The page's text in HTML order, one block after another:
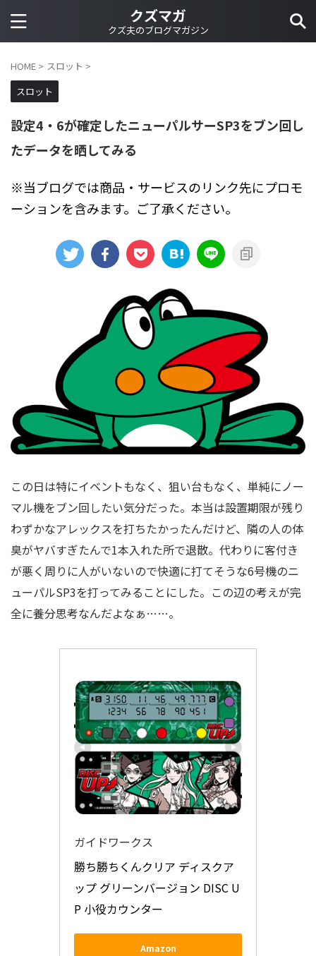
クズマガ
クズ夫のブログマガジン
HOME > スロット >
スロット
設定4・6が確定したニューパルサーSP3をブン回し
たデータを晒してみる
※当ブログでは商品・サービスのリンク先にプロモ
ーションを含みます。ご了承ください。
この日は特にイベントもなく、狙い台もなく、単純にノー
マル機をブン回したい気分だった。本当は設置期限が残り
わずかなアレックスを打ちたかったんだけど、隣の人の体
臭がヤバすぎたんで1本入れた所で退散。代わりに客付き
が悪く周りに人がいないので快適に打てそうな6号機のニ
ューパルSP3を打ってみることにした。この辺の考えが完
全に養分思考なんだよなぁ……。
ガイドワークス
勝ち勝ちくんクリア ディスクア
ップ グリーンバージョン DISC U
P 小役カウンター
Amazon